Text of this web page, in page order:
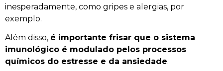
inesperadamente, como gripes e alergias, por
exemplo.
Além disso, é importante frisar que o sistema
imunológico é modulado pelos processos
químicos do estresse e da ansiedade.